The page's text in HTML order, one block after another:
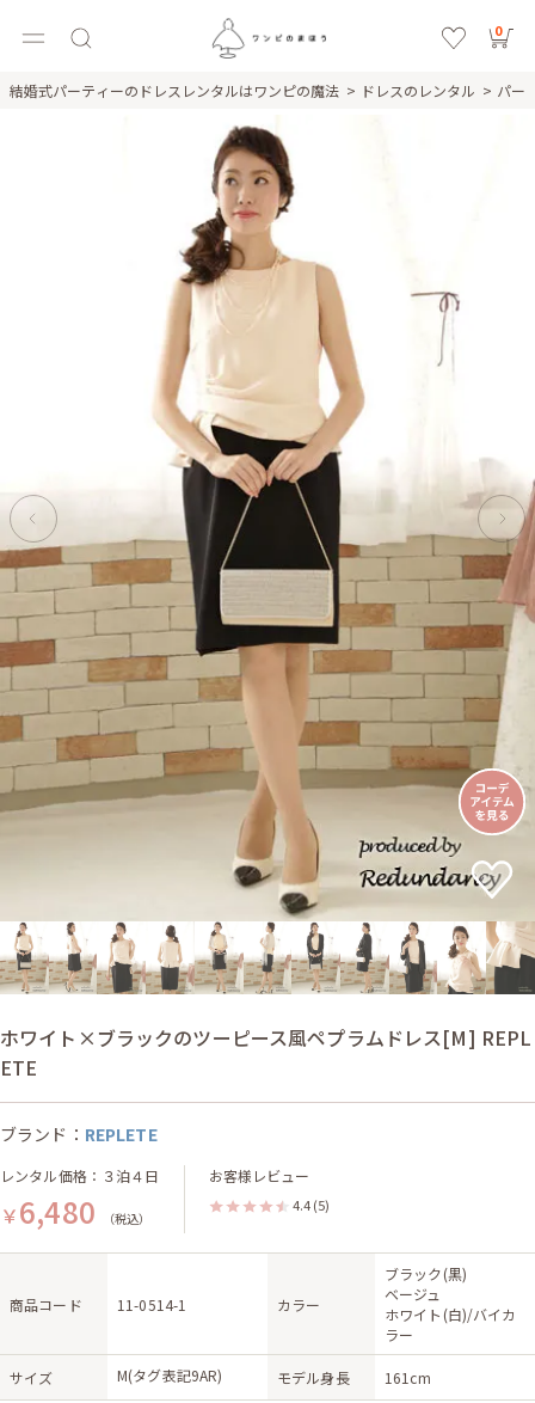
0
結婚式パーティーのドレスレンタルはワンピの魔法 ドレスのレンタル パー
ホワイト×ブラックのツーピース風ペプラムドレス[M] REPL
ETE
ブランド： REPLETE
レンタル価格：３泊４日
￥6,480 （税込）
お客様レビュー
4.4 (5)
商品コード 11-0514-1 カラー
ブラック(黒)
ベージュ
ホワイト(白)/バイカ
ラー
サイズ M(タグ表記9AR) モデル身長 161cm